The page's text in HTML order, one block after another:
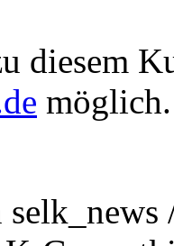
diesem
möglich.